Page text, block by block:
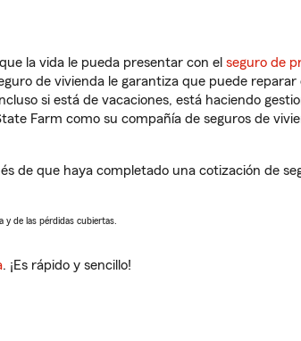
la vida le pueda presentar con el seguro de
de vivienda le garantiza que puede
si está de vacaciones, está haciendo
Farm como su compañía de seguros de
de que haya completado una cotización de
y de las pérdidas cubiertas.
. ¡Es rápido y sencillo!